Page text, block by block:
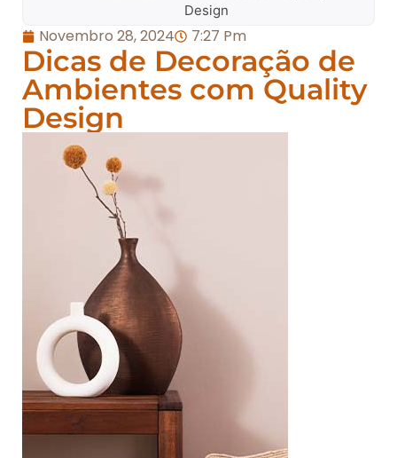
Design
Novembro 28, 2024 7:27 Pm
Dicas de Decoração de
Ambientes com Quality
Design